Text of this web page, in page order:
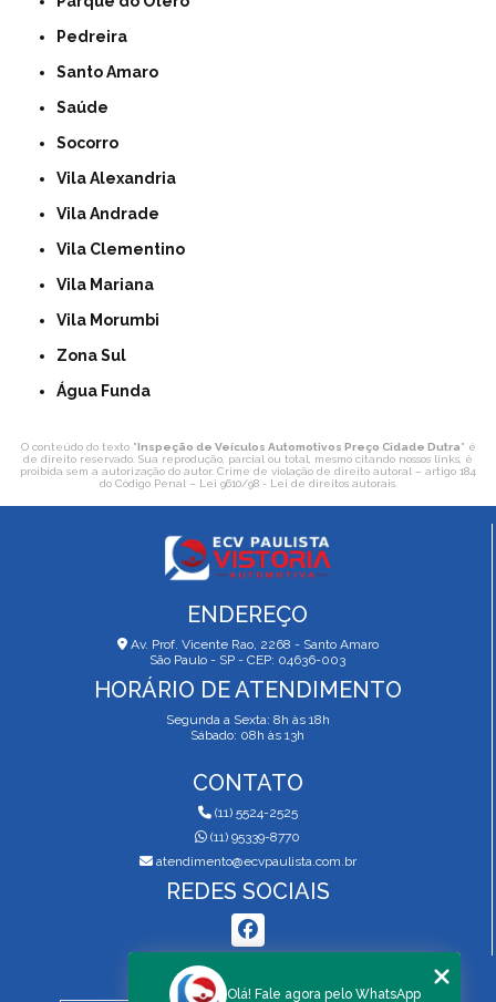
Pedreira
Santo Amaro
Saúde
Socorro
Vila Alexandria
Vila Andrade
Vila Clementino
Vila Mariana
Vila Morumbi
Zona Sul
Água Funda
O conteúdo do texto "Inspeção de Veículos Automotivos Preço Cidade Dutra" é
de direito reservado. Sua reprodução, parcial ou total, mesmo citando nossos links, é
proibida sem a autorização do autor. Crime de violação de direito autoral – artigo 184
do Código Penal – Lei 9610/98 - Lei de direitos autorais.
ENDEREÇO
Av. Prof. Vicente Rao, 2268 - Santo Amaro
São Paulo - SP - CEP: 04636-003
HORÁRIO DE ATENDIMENTO
Segunda a Sexta: 8h às 18h
Sábado: 08h às 13h
CONTATO
(11) 5524-2525
(11) 95339-8770
atendimento@ecvpaulista.com.br
REDES SOCIAIS
MENU
Olá! Fale agora pelo WhatsApp